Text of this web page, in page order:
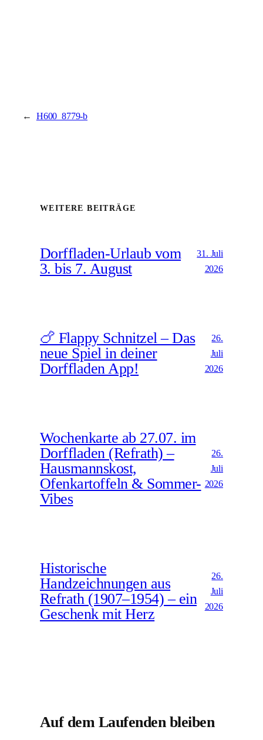
← H600_8779-b
WEITERE BEITRÄGE
Dorffladen-Urlaub vom
3. bis 7. August
31. Juli
2026
🍗 Flappy Schnitzel – Das
neue Spiel in deiner
Dorffladen App!
26.
Juli
2026
Wochenkarte ab 27.07. im
Dorffladen (Refrath) –
Hausmannskost,
Ofenkartoffeln & Sommer-
Vibes
26.
Juli
2026
Historische
Handzeichnungen aus
Refrath (1907–1954) – ein
Geschenk mit Herz
26.
Juli
2026
Auf dem Laufenden bleiben